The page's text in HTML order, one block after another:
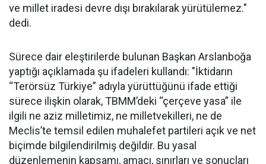
ve millet iradesi devre dışı bırakılarak yürütülemez."
dedi.
Sürece dair eleştirilerde bulunan Başkan Arslanboğa
yaptığı açıklamada şu ifadeleri kullandı: "İktidarın
“Terörsüz Türkiye” adıyla yürüttüğünü ifade ettiği
sürece ilişkin olarak, TBMM’deki “çerçeve yasa” ile
ilgili ne aziz milletimiz, ne milletvekilleri, ne de
Meclis’te temsil edilen muhalefet partileri açık ve net
biçimde bilgilendirilmiş değildir. Bu yasal
düzenlemenin kapsamı, amacı, sınırları ve sonuçları